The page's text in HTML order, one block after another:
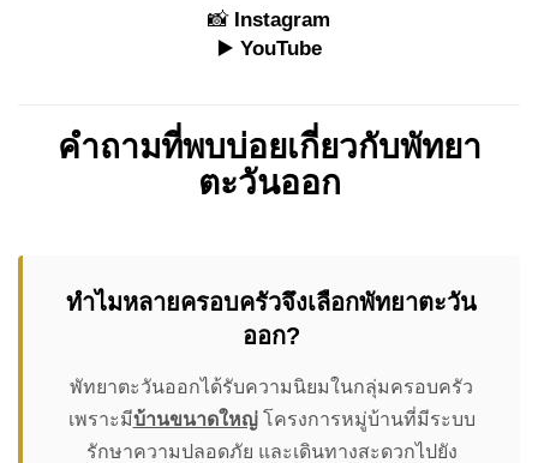
📸 Instagram
▶️ YouTube
คำถามที่พบบ่อยเกี่ยวกับพัทยา
ตะวันออก
ทำไมหลายครอบครัวจึงเลือกพัทยาตะวัน
ออก?
พัทยาตะวันออกได้รับความนิยมในกลุ่มครอบครัว
เพราะมีบ้านขนาดใหญ่โครงการหมู่บ้านที่มีระบบ
รักษาความปลอดภัย และเดินทางสะดวกไปยัง